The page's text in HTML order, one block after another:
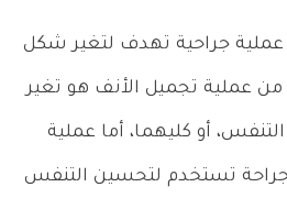
جراحية تهدف لتغير شكل
من عملية تجميل الأنف هو تغير
أو كليهما، أما عملية
جراحة تستخدم لتحسين التنفس